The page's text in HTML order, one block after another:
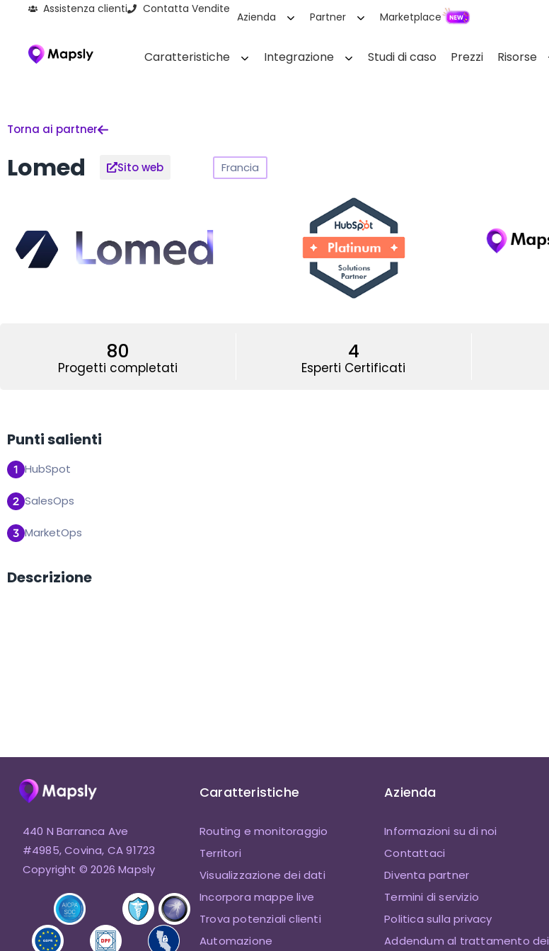
Assistenza clienti Contatta Vendite
Azienda Partner Marketplace
Caratteristiche Integrazione Studi di caso Prezzi Risorse
Torna ai partner
Lomed Sito web Francia
80
Progetti completati
4
Esperti Certificati
Punti salienti
HubSpot
SalesOps
MarketOps
Descrizione
440 N Barranca Ave
#4985, Covina, CA 91723
Copyright © 2026 Mapsly
Caratteristiche
Routing e monitoraggio
Territori
Visualizzazione dei dati
Incorpora mappe live
Trova potenziali clienti
Automazione
Azienda
Informazioni su di noi
Contattaci
Diventa partner
Termini di servizio
Politica sulla privacy
Addendum al trattamento dei